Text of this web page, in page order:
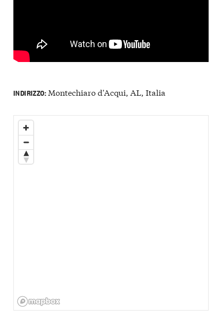
INDIRIZZO:Montechiaro d'Acqui, AL, Italia